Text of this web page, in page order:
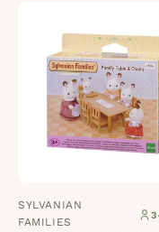
SYLVANIAN
FAMILIES